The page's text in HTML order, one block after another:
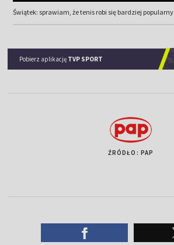
Świątek: sprawiam, że tenis robi się bardziej popularny
Pobierz aplikację TVP SPORT
ŹRÓDŁO: PAP